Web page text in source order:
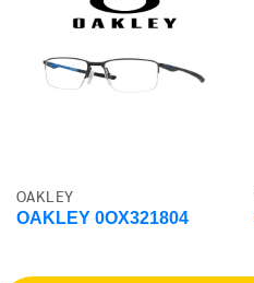
OAKLEY
OAKLEY 0OX321804